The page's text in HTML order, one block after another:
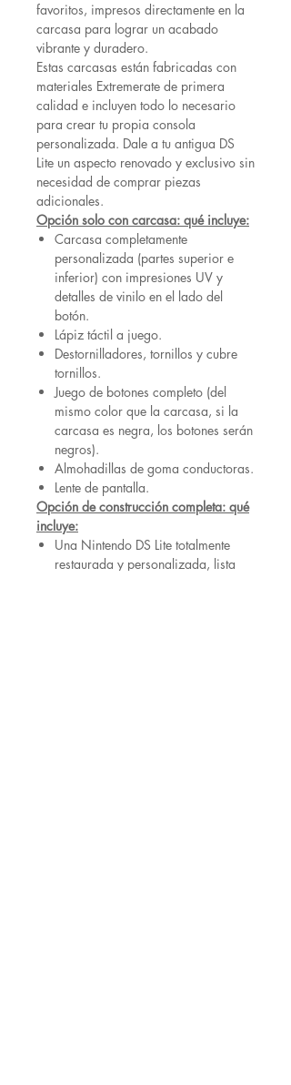
favoritos, impresos directamente en la
carcasa para lograr un acabado
vibrante y duradero.
Estas carcasas están fabricadas con
materiales Extremerate de primera
calidad e incluyen todo lo necesario
para crear tu propia consola
personalizada. Dale a tu antigua DS
Lite un aspecto renovado y exclusivo sin
necesidad de comprar piezas
adicionales.
Opción solo con carcasa: qué incluye:
Carcasa completamente
personalizada (partes superior e
inferior) con impresiones UV y
detalles de vinilo en el lado del
botón.
Lápiz táctil a juego.
Destornilladores, tornillos y cubre
tornillos.
Juego de botones completo (del
mismo color que la carcasa, si la
carcasa es negra, los botones serán
negros).
Almohadillas de goma conductoras.
Lente de pantalla.
Opción de construcción completa: qué
incluye:
Una Nintendo DS Lite totalmente
restaurada y personalizada, lista